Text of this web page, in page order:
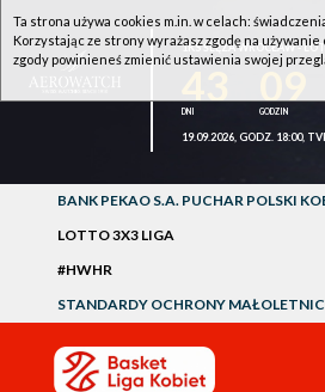
1KS ŚLĘZA WROCŁAW -
19.09.2026, GODZ. 18:00,
BANK PEKAO S.A. PUCHAR POLSKI
LOTTO 3X3 LIGA
#HWHR
STANDARDY OCHRONY
Ta strona używa cookies m.in. w celach:
Korzystając ze strony wyrażasz zgodę na
zgody powinieneś zmienić ustawienia swojej